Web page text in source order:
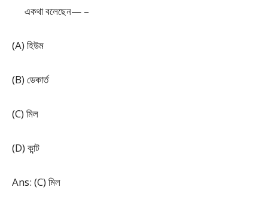
একথা বলেছেন— –
(A) হিউম
(B) ডেকার্ত
(C) মিল
(D) কান্ট
Ans: (C) মিল